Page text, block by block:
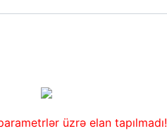
üzrə elan tapılmadı!